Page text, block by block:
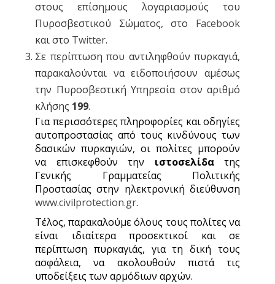
στους επίσημους λογαριασμούς του
Πυροσβεστικού Σώματος, στο Facebook
και στο Twitter.
Σε περίπτωση που αντιληφθούν πυρκαγιά,
παρακαλούνται να ειδοποιήσουν αμέσως
την Πυροσβεστική Υπηρεσία στον αριθμό
κλήσης 199.
Για περισσότερες πληροφορίες και οδηγίες
αυτοπροστασίας από τους κινδύνους των
δασικών πυρκαγιών, οι πολίτες μπορούν
να επισκεφθούν την ιστοσελίδατης
Γενικής Γραμματείας Πολιτικής
Προστασίας στην ηλεκτρονική διεύθυνση
www.civilprotection.gr.
Τέλος, παρακαλούμε όλους τους πολίτες να
είναι ιδιαίτερα προσεκτικοί και σε
περίπτωση πυρκαγιάς, για τη δική τους
ασφάλεια, να ακολουθούν πιστά τις
υποδείξεις των αρμόδιων αρχών.